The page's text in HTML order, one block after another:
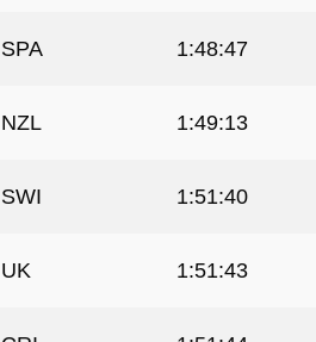
SPA 1:48:47
NZL 1:49:13
SWI 1:51:40
UK 1:51:43